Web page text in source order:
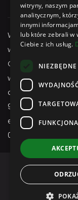
Właścicielem
w Centralnej
Gospodarczej,
wykonywania
adres do doręczeń:
9691657255,
elektronicznej:
064
witryny, naszym
analitycznym,
innymi
lub które zebrali w
Ciebie z ich usług.
NIEZBĘDNE
WYDAJNOŚĆ